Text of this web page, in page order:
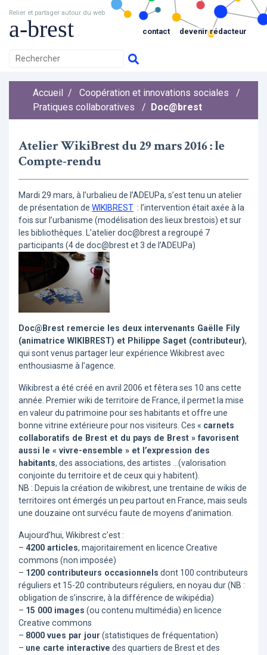
Relier et partager autour du web
a-brest contact devenir rédacteur
Accueil / Coopération et innovations sociales
/
Pratiques collaboratives
/ Doc@brest
Atelier WikiBrest du 29 mars 2016 : le
Compte-rendu
Mardi 29 mars, à l’urbalieu de l’ADEUPa, s’est tenu un atelier
de présentation de WIKIBREST : l’intervention était axée à la
fois sur l’urbanisme (modélisation des lieux brestois) et sur
les bibliothèques. L’atelier doc@brest a regroupé 7
participants (4 de doc@brest et 3 de l’ADEUPa)
Doc@Brest remercie les deux intervenants Gaëlle Fily
(animatrice WIKIBREST) et Philippe Saget (contributeur),
qui sont venus partager leur expérience Wikibrest avec
enthousiasme à l’agence.
Wikibrest a été créé en avril 2006 et fêtera ses 10 ans cette
année. Premier wiki de territoire de France, il permet la mise
en valeur du patrimoine pour ses habitants et offre une
bonne vitrine extérieure pour nos visiteurs. Ces « carnets
collaboratifs de Brest et du pays de Brest » favorisent
aussi le « vivre-ensemble » et l’expression des
habitants, des associations, des artistes …(valorisation
conjointe du territoire et de ceux qui y habitent).
NB : Depuis la création de wikibrest, une trentaine de wikis de
territoires ont émergés un peu partout en France, mais seuls
une douzaine ont survécu faute de moyens d’animation.
Aujourd’hui, Wikibrest c’est :
– 4200 articles, majoritairement en licence Creative
commons (non imposée)
– 1200 contributeurs occasionnels dont 100 contributeurs
réguliers et 15-20 contributeurs réguliers, en noyau dur (NB :
obligation de s’inscrire, à la différence de wikipédia)
– 15 000 images (ou contenu multimédia) en licence
Creative commons
– 8000 vues par jour (statistiques de fréquentation)
– une carte interactive des quartiers de Brest et des